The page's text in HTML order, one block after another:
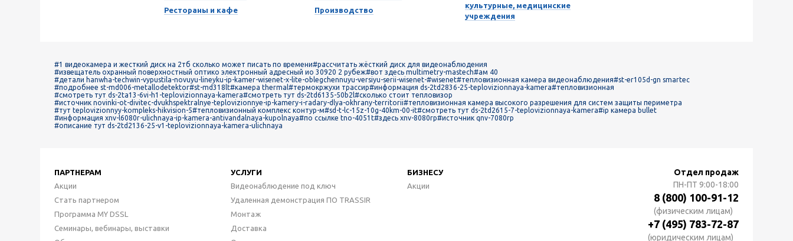
Рестораны и кафе
Производство
культурные, медицинские
учреждения
#1 видеокамера и жесткий диск на 2тб сколько может писать по времени#рассчитать жёсткий диск для видеонаблюдения
#извещатель охранный поверхностный оптико электронный адресный ио 30920 2 рубеж#вот здесь multimetry-mastech#ам 40
#детали hanwha-techwin-vypustila-novuyu-lineyku-ip-kamer-wisenet-x-lite-oblegchennuyu-versiyu-serii-wisenet-#wisenet#тепловизионная камера видеонаблюдения#st-er105d-gn smartec
#подробнее st-md006-metallodetektor#st-md318lt#камера thermal#термокржухи трассир#информация ds-2td2836-25-teplovizionnaya-kamera#тепловизионная
#смотреть тут ds-2ta13-6vi-h1-teplovizionnaya-kamera#смотреть тут ds-2td6135-50b2l#сколько стоит тепловизор
#источник novinki-ot-divitec-dvukhspektralnye-teplovizionnye-ip-kamery-i-radary-dlya-okhrany-territorii#тепловизионная камера высокого разрешения для систем защиты периметра
#тут teplovizionnyy-kompleks-hikvision-5#тепловизионный комплекс контур-м#sd-t-lc-15z-10g-40km-00-it#смотреть тут ds-2td2615-7-teplovizionnaya-kamera#ip камера bullet
#информация xnv-l6080r-ulichnaya-ip-kamera-antivandalnaya-kupolnaya#по ссылке tno-4051t#здесь xnv-8080rp#источник qnv-7080rp
#описание тут ds-2td2136-25-v1-teplovizionnaya-kamera-ulichnaya
ПАРТНЕРАМ
Акции
Стать партнером
Программа MY DSSL
Семинары, вебинары, выставки
УСЛУГИ
Видеонаблюдение под ключ
Удаленная демонстрация ПО TRASSIR
Монтаж
Доставка
БИЗНЕСУ
Акции
Отдел продаж
ПН-ПТ 9:00-18:00
8 (800) 100-91-12
(физическим лицам)
+7 (495) 783-72-87
(юридическим лицам)